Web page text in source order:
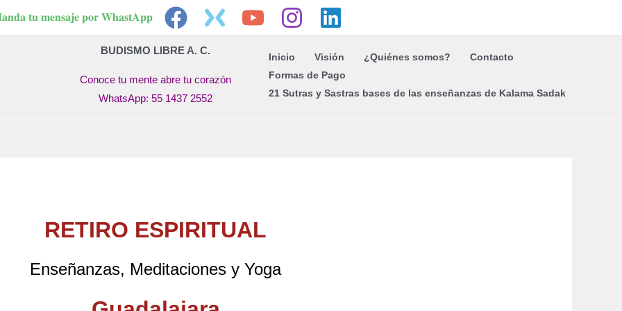
𝐭𝐮 𝐦𝐞𝐧𝐬𝐚𝐣𝐞 𝐩𝐨𝐫 𝐖𝐡𝐚𝐬𝐭𝐀𝐩𝐩
BUDISMO LIBRE A. C.
Conoce tu mente abre tu corazón
WhatsApp: 55 1437 2552
Inicio Visión ¿Quiénes somos?
Contacto
Formas de Pago
21 Sutras y Sastras bases de las enseñanzas de Kalama Sadak
RETIRO ESPIRITUAL
Enseñanzas, Meditaciones y Yoga